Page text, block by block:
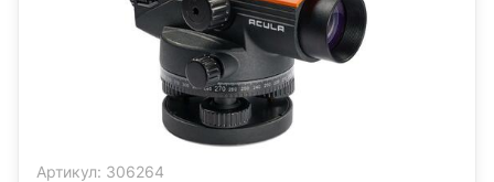
Артикул: 306264